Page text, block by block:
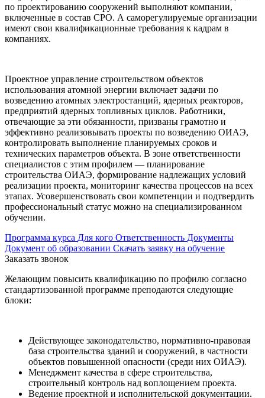
по проектированию сооружений выполняют компании,
включенные в состав СРО. А саморегулируемые организации
имеют свои квалификационные требования к кадрам в
компаниях.
Проектное управление строительством объектов
использования атомной энергии включает задачи по
возведению атомных электростанций, ядерных реакторов,
предприятий ядерных топливных циклов. Работники,
отвечающие за эти обязанности, призваны грамотно и
эффективно реализовывать проекты по возведению ОИАЭ,
контролировать выполнение планируемых сроков и
технических параметров объекта. В зоне ответственности
специалистов с этим профилем — планирование
строительства ОИАЭ, формирование надлежащих условий
реализации проекта, мониторинг качества процессов на всех
этапах. Усовершенствовать свои компетенции и подтвердить
профессиональный статус можно на специализированном
обучении.
Программа курса Для кого Ответственность Документы
Документ об образовании Скачать заявку на обучение
Заказать звонок
Желающим повысить квалификацию по профилю согласно
стандартизованной программе преподаются следующие
блоки:
Действующее законодательство, нормативно-правовая
база строительства зданий и сооружений, в частности
объектов повышенной опасности (среди них ОИАЭ).
Менеджмент качества в сфере строительства,
строительный контроль над воплощением проекта.
Ведение проектной и исполнительской документации.